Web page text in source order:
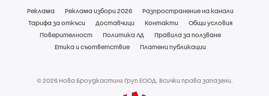
Реклама Реклама избори 2026
Разпространение на канали
Тарифа за откъси
Доставчици Контакти
Общи условия
Поверителност
Политика ЛД
Правила за ползване
Етика и съответствие
Платени публикации
© 2026 Нова Броудкастинг Груп ЕООД. Всички права запазени.